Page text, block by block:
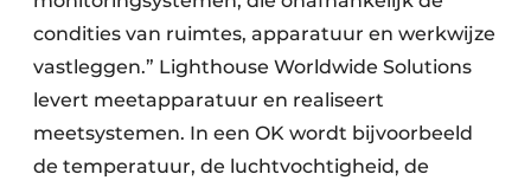
condities van ruimtes, apparatuur en werkwijze
vastleggen.” Lighthouse Worldwide Solutions
levert meetapparatuur en realiseert
meetsystemen. In een OK wordt bijvoorbeeld
de temperatuur, de luchtvochtigheid, de